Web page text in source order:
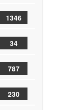
1346
34
787
230